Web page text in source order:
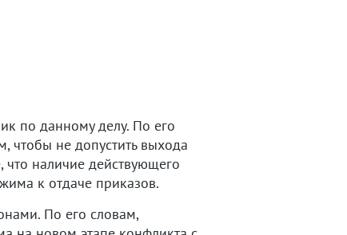
по данному делу. По его
не допустить выхода
наличие действующего
к отдаче приказов.
По его словам,